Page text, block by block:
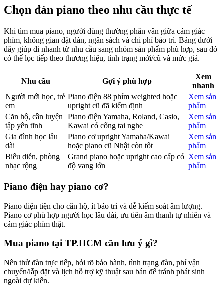
Chọn đàn piano theo nhu cầu thực tế
Khi tìm mua piano, người dùng thường phân vân giữa cảm giác
phím, không gian đặt đàn, ngân sách và chi phí bảo trì. Bảng dưới
đây giúp đi nhanh từ nhu cầu sang nhóm sản phẩm phù hợp, sau đó
có thể lọc tiếp theo thương hiệu, tình trạng mới/cũ và mức giá.
Nhu cầu Gợi ý phù hợp
Xem
nhanh
Người mới học, trẻ
em
Piano điện 88 phím weighted hoặc
upright cũ đã kiểm định
Xem sản
phẩm
Căn hộ, cần luyện
tập yên tĩnh
Piano điện Yamaha, Roland, Casio,
Kawai có cổng tai nghe
Xem sản
phẩm
Gia đình học lâu
dài
Piano cơ upright Yamaha/Kawai
hoặc piano cũ Nhật còn tốt
Xem sản
phẩm
Biểu diễn, phòng
nhạc rộng
Grand piano hoặc upright cao cấp có
độ vang lớn
Xem sản
phẩm
Piano điện hay piano cơ?
Piano điện tiện cho căn hộ, ít bảo trì và dễ kiểm soát âm lượng.
Piano cơ phù hợp người học lâu dài, ưu tiên âm thanh tự nhiên và
cảm giác phím thật.
Mua piano tại TP.HCM cần lưu ý gì?
Nên thử đàn trực tiếp, hỏi rõ bảo hành, tình trạng đàn, phí vận
chuyển/lắp đặt và lịch hỗ trợ kỹ thuật sau bán để tránh phát sinh
ngoài dự kiến.